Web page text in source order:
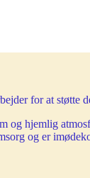
for at
og hjemlig
og er